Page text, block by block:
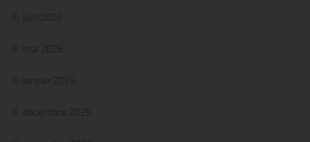
juin 2026
mai 2026
janvier 2026
décembre 2025